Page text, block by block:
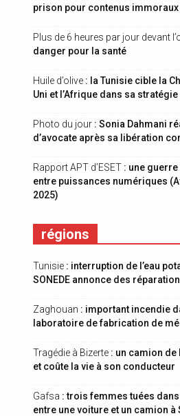
prison pour contenus immoraux
Plus de 6 heures par jour devant
danger pour la santé
Huile d’olive : la Tunisie cible la
Uni et l’Afrique dans sa stratégie
Photo du jour : Sonia Dahmani
d’avocate après sa libération
Rapport APT d’ESET : une
entre puissances numériques
2025)
régions
Tunisie : interruption de l’eau
SONEDE annonce des
Zaghouan : important incendie
laboratoire de fabrication de
Tragédie à Bizerte : un camion
et coûte la vie à son conducteur
Gafsa : trois femmes tuées
entre une voiture et un camion à